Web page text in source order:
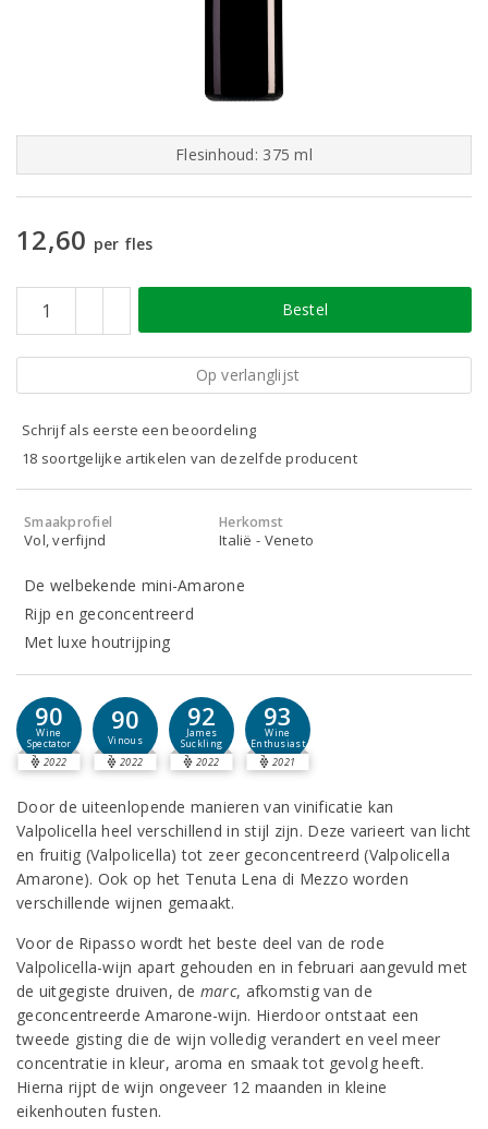
Flesinhoud: 375 ml
12,60 per fles
Bestel
Op verlanglijst
Schrijf als eerste een beoordeling
18 soortgelijke artikelen van dezelfde producent
Smaakprofiel
Vol, verfijnd
Herkomst
Italië - Veneto
De welbekende mini-Amarone
Rijp en geconcentreerd
Met luxe houtrijping
90
Wine
Spectator
2022
90
Vinous
2022
92
James
Suckling
2022
93
Wine
Enthusiast
2021
Door de uiteenlopende manieren van vinificatie kan
Valpolicella heel verschillend in stijl zijn. Deze varieert van licht
en fruitig (Valpolicella) tot zeer geconcentreerd (Valpolicella
Amarone). Ook op het Tenuta Lena di Mezzo worden
verschillende wijnen gemaakt.
Voor de Ripasso wordt het beste deel van de rode
Valpolicella-wijn apart gehouden en in februari aangevuld met
de uitgegiste druiven, de marc, afkomstig van de
geconcentreerde Amarone-wijn. Hierdoor ontstaat een
tweede gisting die de wijn volledig verandert en veel meer
concentratie in kleur, aroma en smaak tot gevolg heeft.
Hierna rijpt de wijn ongeveer 12 maanden in kleine
eikenhouten fusten.